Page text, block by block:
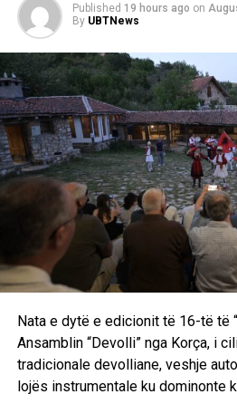
Published 19 hours ago on
By UBTNews
Nata e dytë e edicionit të 16-të të
Ansamblin “Devolli” nga Korça, i
tradicionale devolliane, veshje
lojës instrumentale ku dominonte